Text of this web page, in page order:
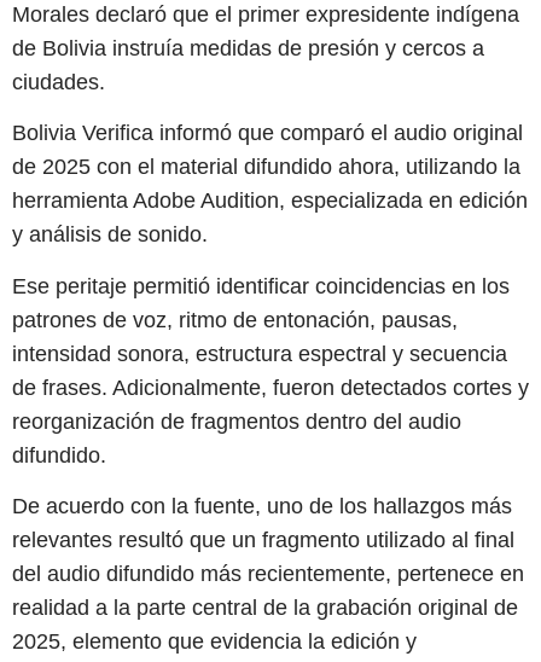
Morales declaró que el primer expresidente indígena
de Bolivia instruía medidas de presión y cercos a
ciudades.
Bolivia Verifica informó que comparó el audio original
de 2025 con el material difundido ahora, utilizando la
herramienta Adobe Audition, especializada en edición
y análisis de sonido.
Ese peritaje permitió identificar coincidencias en los
patrones de voz, ritmo de entonación, pausas,
intensidad sonora, estructura espectral y secuencia
de frases. Adicionalmente, fueron detectados cortes y
reorganización de fragmentos dentro del audio
difundido.
De acuerdo con la fuente, uno de los hallazgos más
relevantes resultó que un fragmento utilizado al final
del audio difundido más recientemente, pertenece en
realidad a la parte central de la grabación original de
2025, elemento que evidencia la edición y